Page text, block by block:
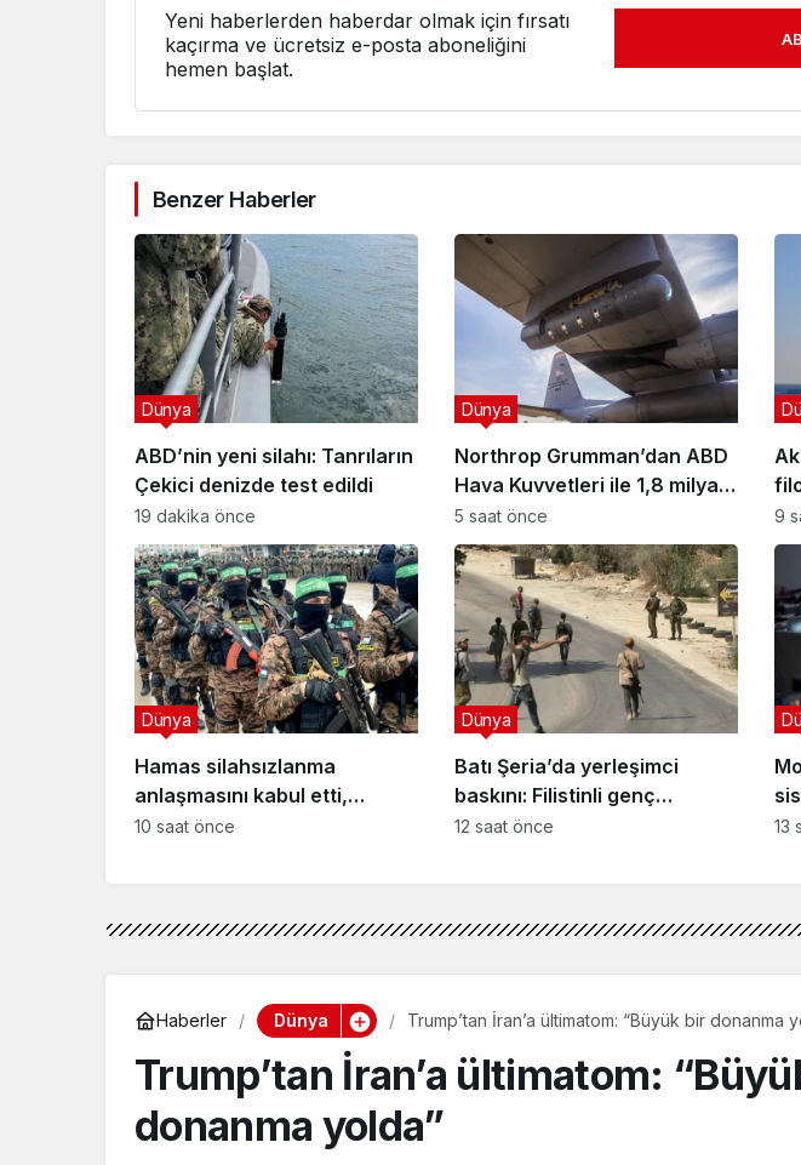
Yeni haberlerden haberdar olmak için fırsatı
kaçırma ve ücretsiz e-posta aboneliğini
hemen başlat.
Benzer Haberler
ABD’nin yeni silahı: Tanrıların
Çekici denizde test edildi
Dünya
19 dakika önce
Northrop Grumman’dan ABD
Hava Kuvvetleri ile 1,8 milyar
dolarlık Litening pod
anlaşması!
Dünya
5 saat önce 9
Hamas silahsızlanma
anlaşmasını kabul etti,
zorluklar neler?
Dünya
10 saat önce
Batı Şeria’da yerleşimci
baskını: Filistinli genç
vuruldu!
Dünya
12 saat önce 13
Haberler Dünya Trump’tan İran’a ültimatom: “Büyük bir donanma
Trump’tan İran’a ültimatom:
donanma yolda”